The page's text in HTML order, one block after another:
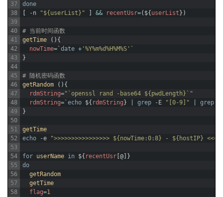
37
38
39
40
41
42
43
44
45
46
47
48
49
50
51
52
53
54
55
56
57
58
done
-n "${userList}" && recentUsr=( ${ userList } )
# 当前时间函数
getTime
( ) {
nowTime= ` date + '%Y%m%d%H%M%S' `
}
# 随机密码函数
getRandom
( ) {
rdmString="`openssl rand -base64 ${pwdLength}`"
rdmString= ` echo ${ rdmString } grep - E "[0-9]" grep
}
getTime
echo
-e ">>>>>>>>>>>>>>>> ${nowTime:0:8} - ${hostIP}
for userName in ${ recentUsr @
}
do
getRandom
getTime
flag=1